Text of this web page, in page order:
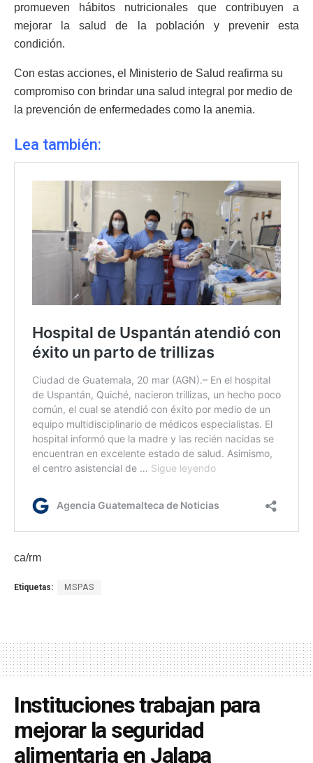
promueven hábitos nutricionales que contribuyen a
mejorar la salud de la población y prevenir esta
condición.
Con estas acciones, el Ministerio de Salud reafirma su
compromiso con brindar una salud integral por medio de
la prevención de enfermedades como la anemia.
Lea también:
ca/rm
Etiquetas: MSPAS
Instituciones trabajan para
mejorar la seguridad
alimentaria en Jalapa